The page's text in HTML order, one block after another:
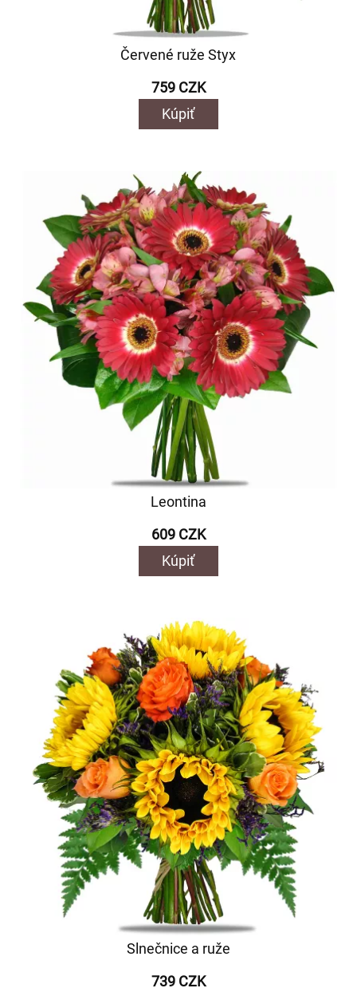
Červené ruže Styx
759 CZK
Kúpiť
Leontina
609 CZK
Kúpiť
Slnečnice a ruže
739 CZK